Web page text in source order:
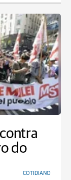
do
COTIDIANO